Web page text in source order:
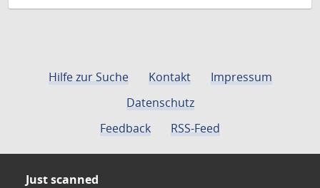
Hilfe zur Suche Kontakt
Impressum
Datenschutz
Feedback
RSS-Feed
Just scanned